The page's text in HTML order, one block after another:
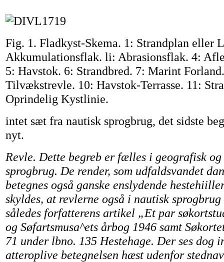
Fig. 1. Fladkyst-Skema. 1: Strandplan eller
Akkumulationsflak. li: Abrasionsflak. 4:
5: Havstok. 6: Strandbred. 7: Marint
Tilvækstrevle. 10: Havstok-Terrasse. 11:
Oprindelig Kystlinie.
intet sæt fra nautisk sprogbrug, det sidste
nyt.
Revle. Dette begreb er fælles i geografisk
sprogbrug. De render, som udfaldsvandet
betegnes også ganske enslydende
skyldes, at revlerne også i nautisk sprogbrug
således forfatterens artikel „Et par
og Søfartsmusa^ets årbog 1946 samt
71 under lbno. 135 Hestehage. Der ses dog
atteroplive betegnelsen hæst udenfor